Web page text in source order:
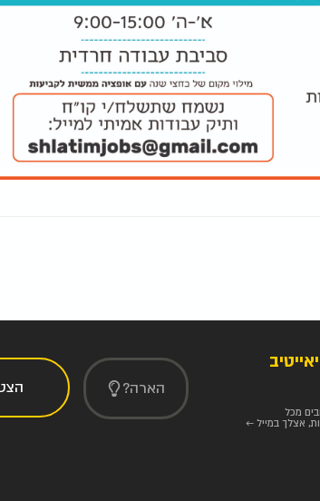
מכל
אצלך במייל ←
הארה?